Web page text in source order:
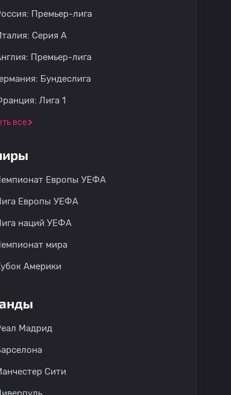
Премьер-лига
Серия А
Премьер-лига
Бундеслига
Лига 1
все
Европы УЕФА
Европы УЕФА
наций УЕФА
мира
Америки
Мадрид
Сити